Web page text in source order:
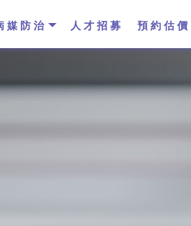
媒防治 人才招募 預約估價